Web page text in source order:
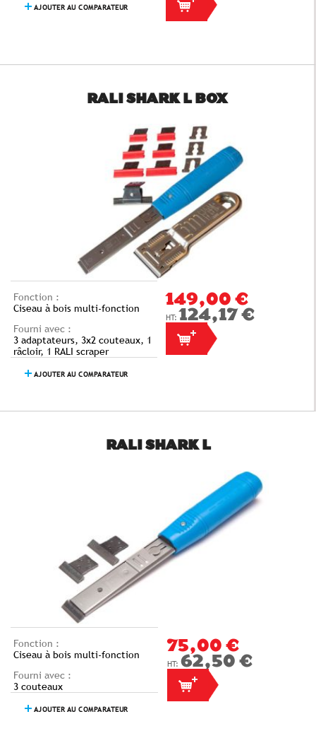
AJOUTER AU COMPARATEUR
RALI SHARK L BOX
Fonction :
Ciseau à bois multi-fonction
Fourni avec :
3 adaptateurs, 3x2 couteaux, 1
râcloir, 1 RALI scraper
AJOUTER AU COMPARATEUR
149,00 €
124,17 €
RALI SHARK L
Fonction :
Ciseau à bois multi-fonction
Fourni avec :
3 couteaux
AJOUTER AU COMPARATEUR
75,00 €
62,50 €